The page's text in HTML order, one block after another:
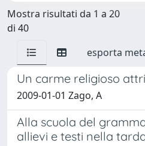
Mostra risultati da 1 a 20
di 40
esporta
Un carme religioso
2009-01-01 Zago, A
Alla scuola del
allievi e testi nella